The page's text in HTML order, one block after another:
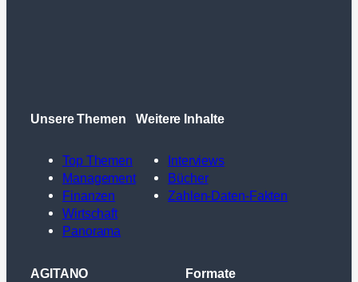
Unsere Themen
Top Themen
Management
Finanzen
Wirtschaft
Panorama
Weitere Inhalte
Interviews
Bücher
Zahlen-Daten-Fakten
AGITANO Formate